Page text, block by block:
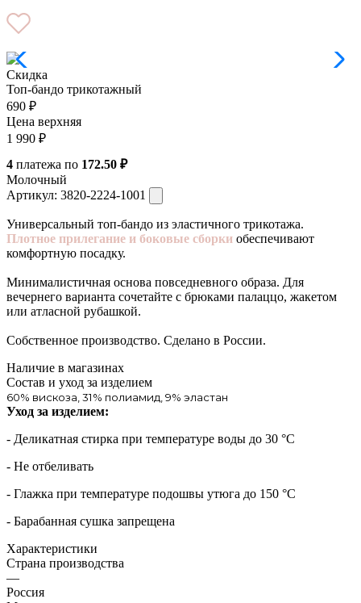
Скидка
Топ-бандо трикотажный
690 ₽
Цена верхняя
1 990 ₽
4 платежа по 172.50 ₽
Молочный
Артикул: 3820-2224-1001
Универсальный топ-бандо из эластичного трикотажа.
Плотное прилегание и боковые сборки обеспечивают
комфортную посадку.
Минималистичная основа повседневного образа. Для
вечернего варианта сочетайте с брюками палаццо, жакетом
или атласной рубашкой.
Собственное производство. Сделано в России.
Наличие в магазинах
Состав и уход за изделием
60% вискоза, 31% полиамид, 9% эластан
Уход за изделием:
- Деликатная стирка при температуре воды до 30 °C
- Не отбеливать
- Глажка при температуре подошвы утюга до 150 °C
- Барабанная сушка запрещена
Характеристики
Страна производства
—
Россия